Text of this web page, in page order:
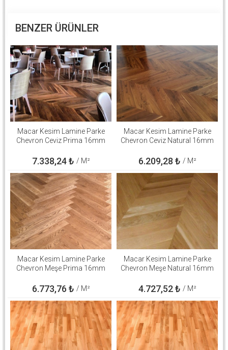
BENZER ÜRÜNLER
Macar Kesim Lamine Parke
Chevron Ceviz Prima 16mm
7.338,24₺ / M²
Macar Kesim Lamine Parke
Chevron Ceviz Natural 16mm
6.209,28 ₺ / M²
Macar Kesim Lamine Parke
Chevron Meşe Prima 16mm
6.773,76 ₺ / M²
Macar Kesim Lamine Parke
Chevron Meşe Natural 16mm
4.727,52₺ / M²